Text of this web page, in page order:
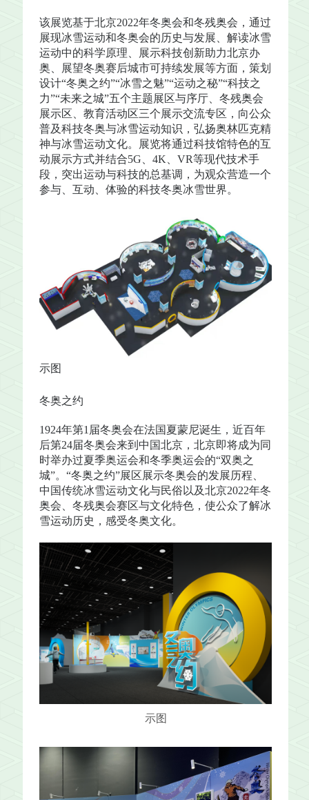
该展览基于北京2022年冬奥会和冬残奥会，通过
展现冰雪运动和冬奥会的历史与发展、解读冰雪
运动中的科学原理、展示科技创新助力北京办
奥、展望冬奥赛后城市可持续发展等方面，策划
设计“冬奥之约”“冰雪之魅”“运动之秘”“科技之
力”“未来之城”五个主题展区与序厅、冬残奥会
展示区、教育活动区三个展示交流专区，向公众
普及科技冬奥与冰雪运动知识，弘扬奥林匹克精
神与冰雪运动文化。展览将通过科技馆特色的互
动展示方式并结合5G、4K、VR等现代技术手
段，突出运动与科技的总基调，为观众营造一个
参与、互动、体验的科技冬奥冰雪世界。
示图
冬奥之约
1924年第1届冬奥会在法国夏蒙尼诞生，近百年
后第24届冬奥会来到中国北京，北京即将成为同
时举办过夏季奥运会和冬季奥运会的“双奥之
城”。“冬奥之约”展区展示冬奥会的发展历程、
中国传统冰雪运动文化与民俗以及北京2022年冬
奥会、冬残奥会赛区与文化特色，使公众了解冰
雪运动历史，感受冬奥文化。
示图